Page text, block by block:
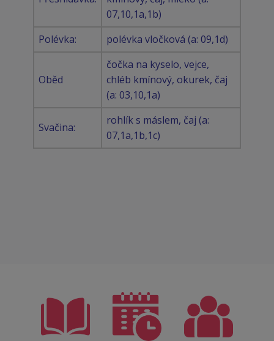
07,10,1a,1b)
Polévka:
polévka vločková (a: 09,1d)
Oběd
čočka na kyselo, vejce,
chléb kmínový, okurek, čaj
(a: 03,10,1a)
Svačina:
rohlík s máslem, čaj (a:
07,1a,1b,1c)